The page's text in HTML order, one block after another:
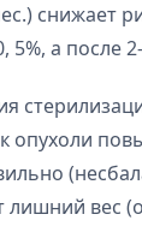
снижает
а после
опухоли
лишний вес